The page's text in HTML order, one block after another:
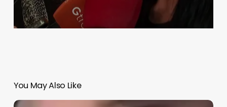
You May Also Like